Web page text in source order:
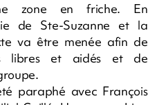
zone en friche. En
de Ste-Suzanne et la
va être menée afin de
libres et aidés et de
paraphé avec François